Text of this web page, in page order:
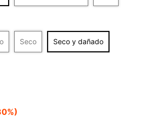
Seco Seco y dañado